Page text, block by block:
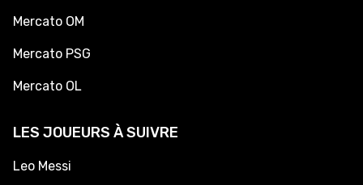
Mercato OM
Mercato PSG
Mercato OL
LES JOUEURS À SUIVRE
Leo Messi